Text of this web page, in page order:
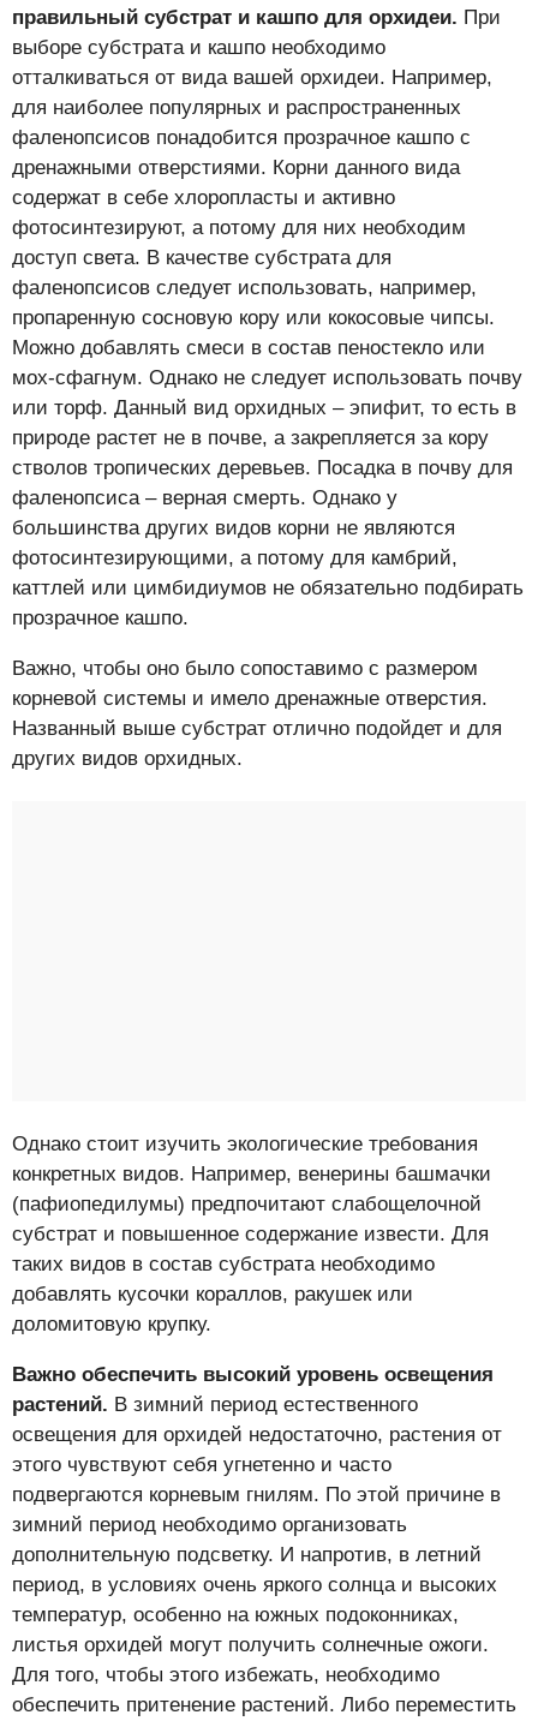
правильный субстрат и кашпо для орхидеи. При
выборе субстрата и кашпо необходимо
отталкиваться от вида вашей орхидеи. Например,
для наиболее популярных и распространенных
фаленопсисов понадобится прозрачное кашпо с
дренажными отверстиями. Корни данного вида
содержат в себе хлоропласты и активно
фотосинтезируют, а потому для них необходим
доступ света. В качестве субстрата для
фаленопсисов следует использовать, например,
пропаренную сосновую кору или кокосовые чипсы.
Можно добавлять смеси в состав пеностекло или
мох-сфагнум. Однако не следует использовать почву
или торф. Данный вид орхидных – эпифит, то есть в
природе растет не в почве, а закрепляется за кору
стволов тропических деревьев. Посадка в почву для
фаленопсиса – верная смерть. Однако у
большинства других видов корни не являются
фотосинтезирующими, а потому для камбрий,
каттлей или цимбидиумов не обязательно подбирать
прозрачное кашпо.
Важно, чтобы оно было сопоставимо с размером
корневой системы и имело дренажные отверстия.
Названный выше субстрат отлично подойдет и для
других видов орхидных.
Однако стоит изучить экологические требования
конкретных видов. Например, венерины башмачки
(пафиопедилумы) предпочитают слабощелочной
субстрат и повышенное содержание извести. Для
таких видов в состав субстрата необходимо
добавлять кусочки кораллов, ракушек или
доломитовую крупку.
Важно обеспечить высокий уровень освещения
растений. В зимний период естественного
освещения для орхидей недостаточно, растения от
этого чувствуют себя угнетенно и часто
подвергаются корневым гнилям. По этой причине в
зимний период необходимо организовать
дополнительную подсветку. И напротив, в летний
период, в условиях очень яркого солнца и высоких
температур, особенно на южных подоконниках,
листья орхидей могут получить солнечные ожоги.
Для того, чтобы этого избежать, необходимо
обеспечить притенение растений. Либо переместить